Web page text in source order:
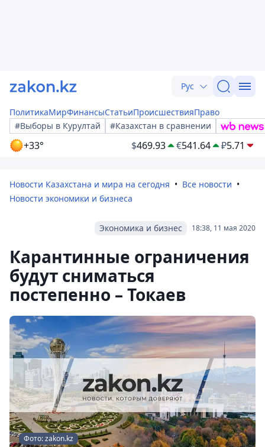
Рус
ПолитикаМирФинансыСтатьиПроисшествияПраво
#Выборы в Курултай
#Казахстан в сравнении
+33° $469.93 €541.64 ₽5.71
Новости Казахстана и мира на сегодня
Все новости
Новости экономики и бизнеса
18:38, 11 мая 2020
Экономика и бизнес
Карантинные ограничения
будут сниматься
постепенно – Токаев
Фото: zakon.kz